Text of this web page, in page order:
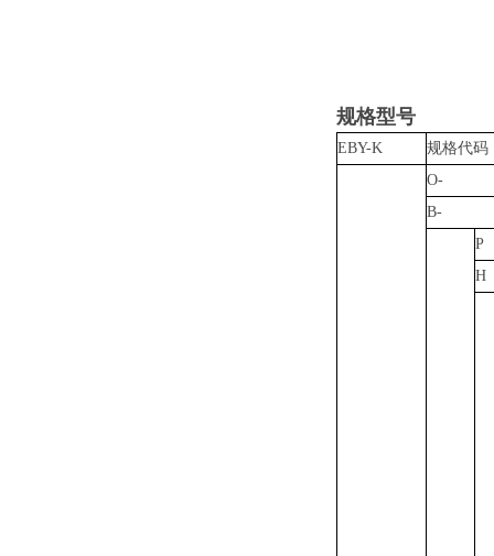
规格型号
EBY-K
规格代码
O-
B-
P
H